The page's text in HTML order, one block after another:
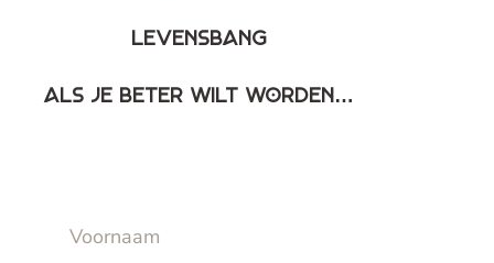
Levensbang
Als je beter wilt worden…